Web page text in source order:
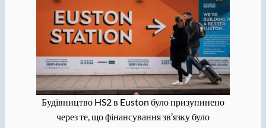
Будівництво HS2 в Euston було призупинено
через те, що фінансування зв’язку було